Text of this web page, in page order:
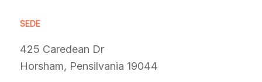
SEDE
425 Caredean Dr
Horsham, Pensilvania 19044